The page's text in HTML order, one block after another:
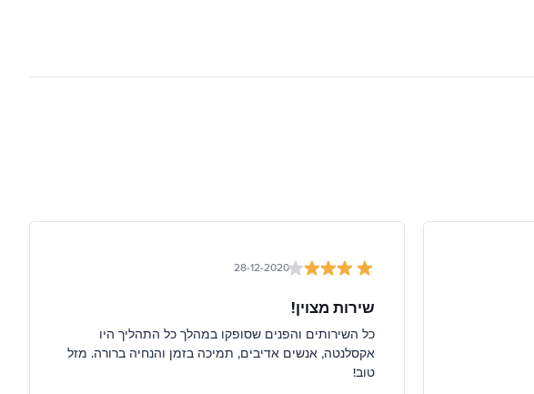
28-12-2020
שירות מצוין!
כל השירותים והפנים שסופקו במהלך כל התהליך היו
אקסלנטה, אנשים אדיבים, תמיכה בזמן והנחיה ברורה. מזל
טוב!